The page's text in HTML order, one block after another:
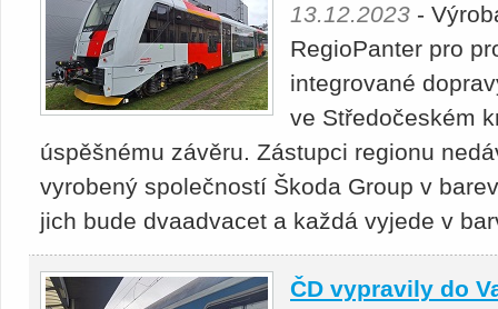
13.12.2023 -
RegioPanter pro
integrované
ve Středočeském
úspěšnému závěru. Zástupci regionu
vyrobený společností Škoda Group v
jich bude dvaadvacet a každá vyjede v
ČD vypravily do